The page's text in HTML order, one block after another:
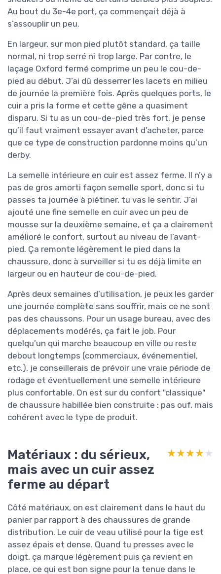
Au bout du 3e-4e port, ça commençait déjà à
s’assouplir un peu.
En largeur, sur mon pied plutôt standard, ça taille
normal, ni trop serré ni trop large. Par contre, le
laçage Oxford fermé comprime un peu le cou-de-
pied au début. J’ai dû desserrer les lacets en milieu
de journée la première fois. Après quelques ports, le
cuir a pris la forme et cette gêne a quasiment
disparu. Si tu as un cou-de-pied très fort, je pense
qu’il faut vraiment essayer avant d’acheter, parce
que ce type de construction pardonne moins qu’un
derby.
La semelle intérieure en cuir est assez ferme. Il n’y a
pas de gros amorti façon semelle sport, donc si tu
passes ta journée à piétiner, tu vas le sentir. J’ai
ajouté une fine semelle en cuir avec un peu de
mousse sur la deuxième semaine, et ça a clairement
amélioré le confort, surtout au niveau de l’avant-
pied. Ça remonte légèrement le pied dans la
chaussure, donc à surveiller si tu es déjà limite en
largeur ou en hauteur de cou-de-pied.
Après deux semaines d’utilisation, je peux les garder
une journée complète sans souffrir, mais ce ne sont
pas des chaussons. Pour un usage bureau, avec des
déplacements modérés, ça fait le job. Pour
quelqu’un qui marche beaucoup en ville ou reste
debout longtemps (commerciaux, événementiel,
etc.), je conseillerais de prévoir une vraie période de
rodage et éventuellement une semelle intérieure
plus confortable. On est sur du confort "classique"
de chaussure habillée bien construite : pas ouf, mais
cohérent avec le type de produit.
Matériaux : du sérieux,
mais avec un cuir assez
ferme au départ
★★★★★
★★★★★
Côté matériaux, on est clairement dans le haut du
panier par rapport à des chaussures de grande
distribution. Le cuir de veau utilisé pour la tige est
assez épais et dense. Quand tu presses avec le
doigt, ça marque légèrement puis ça revient en
place, ce qui est bon signe pour la tenue dans le